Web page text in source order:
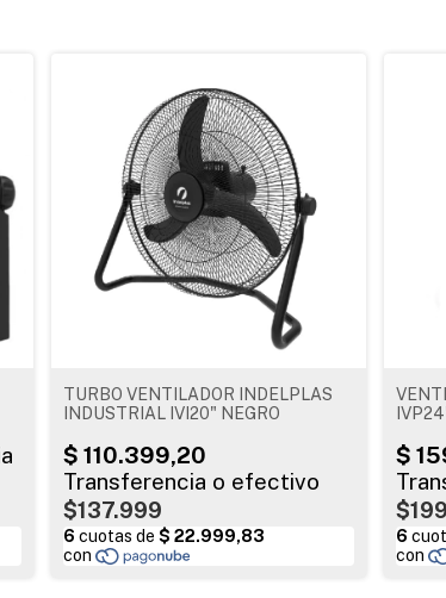
TURBO VENTILADOR INDELPLAS
INDUSTRIAL IVI20" NEGRO
$137.999